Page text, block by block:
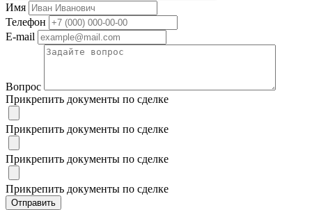
Имя
Телефон
E-mail
Вопрос
Прикрепить документы по сделке
Прикрепить документы по сделке
Прикрепить документы по сделке
Прикрепить документы по сделке